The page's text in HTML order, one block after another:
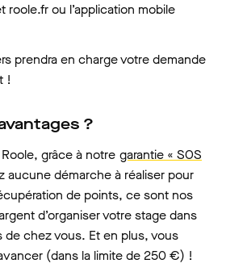
roole.fr ou l’application mobile
prendra en charge votre demande
!
?
grâce à notre garantie « SOS
aucune démarche à réaliser pour
de points, ce sont nos
d’organiser votre stage dans
de chez vous. Et en plus, vous
(dans la limite de 250 €) !